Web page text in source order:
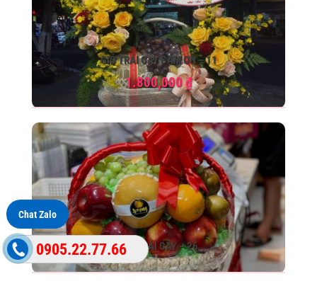
GIỎ TRÁI CÂY CẢM ƠN – 11
1.800,000₫
GIỎ TRÁI CÂY – 26
Chat Zalo
0905.22.77.66